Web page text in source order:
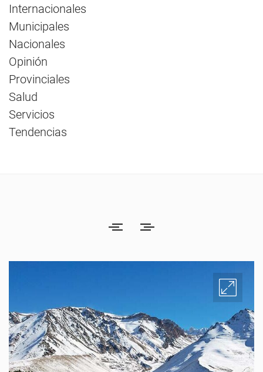
Internacionales
Municipales
Nacionales
Opinión
Provinciales
Salud
Servicios
Tendencias